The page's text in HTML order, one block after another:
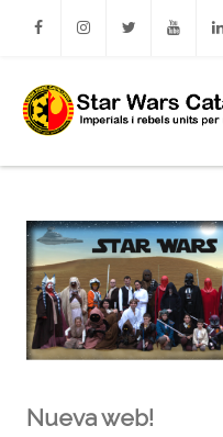
Facebook
Nueva web!